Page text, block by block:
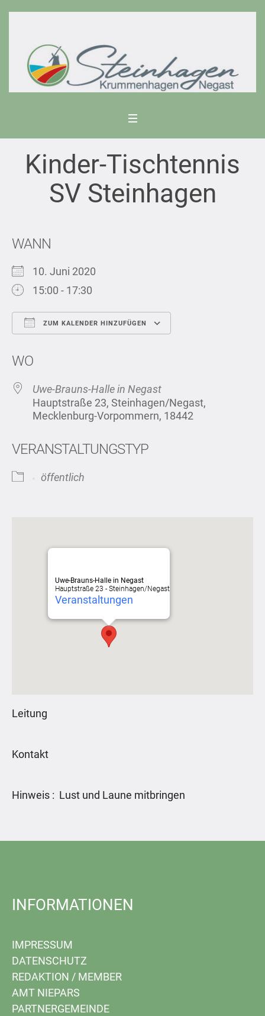
Kinder-Tischtennis
SV Steinhagen
WANN
10. Juni 2020
15:00 - 17:30
ZUM KALENDER HINZUFÜGEN
WO
Uwe-Brauns-Halle in Negast
Hauptstraße 23, Steinhagen/Negast,
Mecklenburg-Vorpommern, 18442
VERANSTALTUNGSTYP
öffentlich
Uwe-Brauns-Halle in Negast
Hauptstraße 23 - Steinhagen/Negast
Veranstaltungen
Leitung
Kontakt
Hinweis : Lust und Laune mitbringen
INFORMATIONEN
IMPRESSUM
DATENSCHUTZ
REDAKTION / MEMBER
AMT NIEPARS
PARTNERGEMEINDE